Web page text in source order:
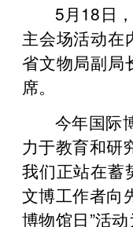
5月18日
主会场活动在
省文物局副局
席。
今年国际
力于教育和研
我们正站在蓄
文博工作者向
博物馆日”活